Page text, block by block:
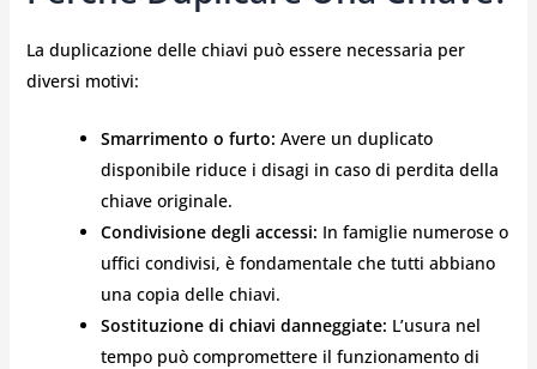
La duplicazione delle chiavi può essere necessaria per
diversi motivi:
Smarrimento o furto: Avere un duplicato
disponibile riduce i disagi in caso di perdita della
chiave originale.
Condivisione degli accessi: In famiglie numerose o
uffici condivisi, è fondamentale che tutti abbiano
una copia delle chiavi.
Sostituzione di chiavi danneggiate: L’usura nel
tempo può compromettere il funzionamento di